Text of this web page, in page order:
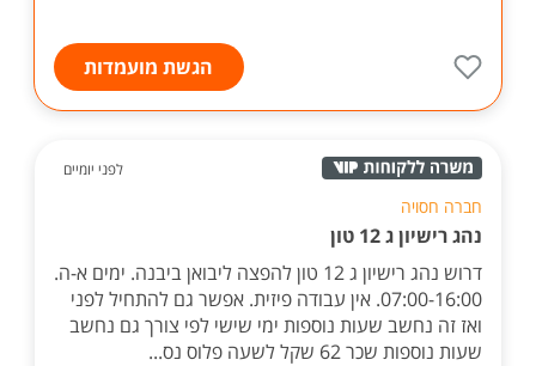
הגשת מועמדות
לפני יומיים
חברה חסויה
נהג רישיון ג 12 טון
דרוש נהג רישיון ג 12 טון להפצה ליבואן ביבנה. ימים א-ה.
07:00-16:00. אין עבודה פיזית. אפשר גם להתחיל לפני
ואז זה נחשב שעות נוספות ימי שישי לפי צורך גם נחשב
שעות נוספות שכר 62 שקל לשעה פלוס נס...